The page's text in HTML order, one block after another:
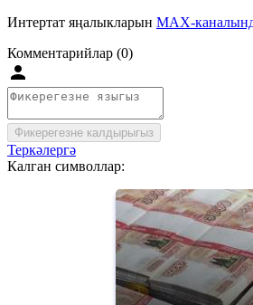
Интертат яңалыкларын MAX-
Комментарийлар (0)
Фикерегезне калдырыгыз
Теркәлергә
Калган символлар: